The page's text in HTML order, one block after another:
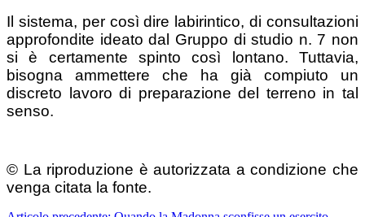
Il sistema, per così dire labirintico, di consultazioni
approfondite ideato dal Gruppo di studio n. 7 non
si è certamente spinto così lontano. Tuttavia,
bisogna ammettere che ha già compiuto un
discreto lavoro di preparazione del terreno in tal
senso.
© La riproduzione è autorizzata a condizione che
venga citata la fonte.